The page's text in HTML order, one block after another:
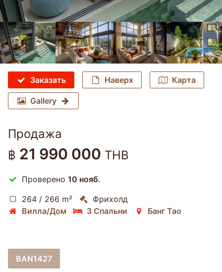
Заказать Наверх Карта
Gallery
Продажа
฿ 21 990 000 THB
Проверено 10 нояб.
264 / 266 m²
Фрихолд
Вилла/Дом
3 Спальни Банг Тао
BAN1427